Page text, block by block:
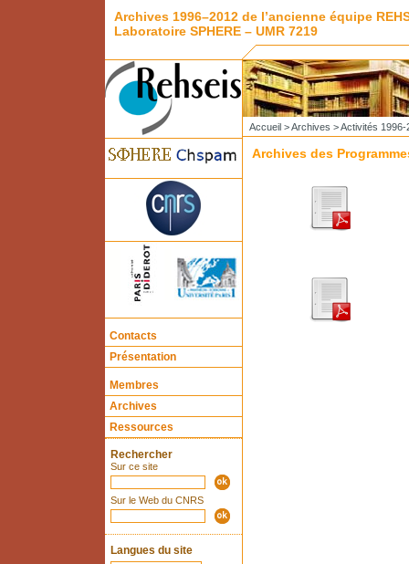
Archives 1996–2012 de l’ancienne équipe
Laboratoire SPHERE – UMR 7219
Contacts
Présentation
Membres
Archives
Ressources
Rechercher
Sur ce site
Sur le Web du CNRS
Langues du site
Accueil>Archives >Activités 1996-
Archives des